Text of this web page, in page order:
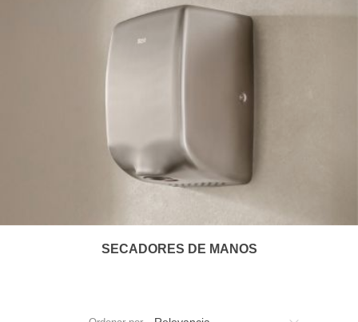
SECADORES DE MANOS